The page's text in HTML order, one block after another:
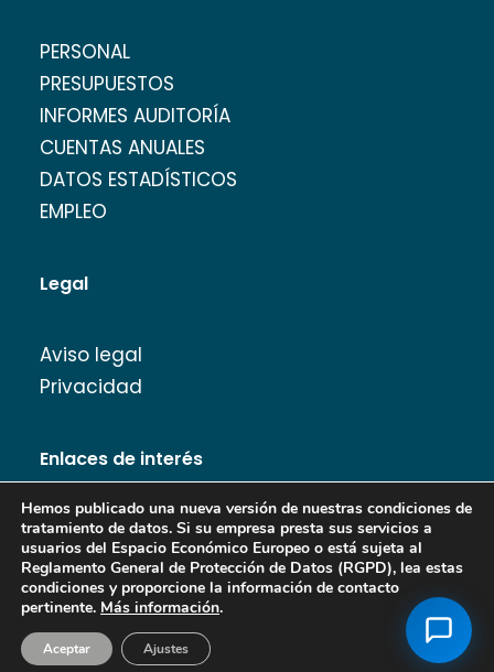
PERSONAL
PRESUPUESTOS
INFORMES AUDITORÍA
CUENTAS ANUALES
DATOS ESTADÍSTICOS
EMPLEO
Legal
Aviso legal
Privacidad
Enlaces de interés
Banco de Imágenes
Copyright Turismo de Almería 2026.
Hemos publicado una nueva versión de nuestras condiciones de
tratamiento de datos. Si su empresa presta sus servicios a
usuarios del Espacio Económico Europeo o está sujeta al
Reglamento General de Protección de Datos (RGPD), lea estas
condiciones y proporcione la información de contacto
pertinente. Más información.
Aceptar Ajustes